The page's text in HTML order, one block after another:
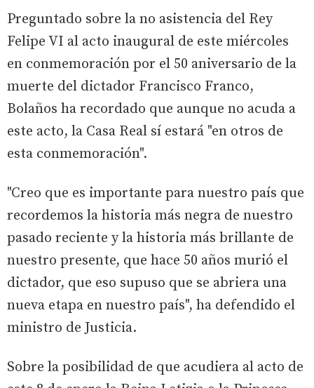
Preguntado sobre la no asistencia del Rey
Felipe VI al acto inaugural de este miércoles
en conmemoración por el 50 aniversario de la
muerte del dictador Francisco Franco,
Bolaños ha recordado que aunque no acuda a
este acto, la Casa Real sí estará "en otros de
esta conmemoración".
"Creo que es importante para nuestro país que
recordemos la historia más negra de nuestro
pasado reciente y la historia más brillante de
nuestro presente, que hace 50 años murió el
dictador, que eso supuso que se abriera una
nueva etapa en nuestro país", ha defendido el
ministro de Justicia.
Sobre la posibilidad de que acudiera al acto de